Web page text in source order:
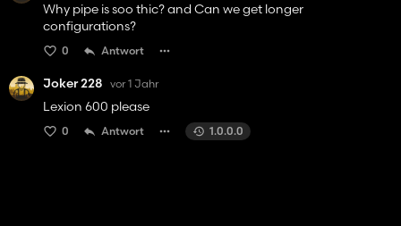
Why pipe is soo thic? and Can we get longer
configurations?
0 Antwort
Joker 228 vor 1 Jahr
Lexion 600 please
0 Antwort 1.0.0.0